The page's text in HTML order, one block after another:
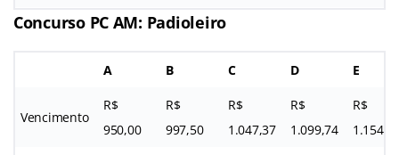
Concurso PC AM: Padioleiro
A B C D E
Vencimento
R$
950,00
R$
997,50
R$
1.047,37
R$
1.099,74
R$